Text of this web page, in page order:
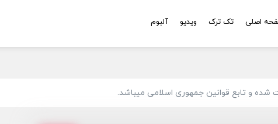
اصلی تک ترک ویدیو آلبوم
و تابع قوانین جمهوری اسلامی میباشد.